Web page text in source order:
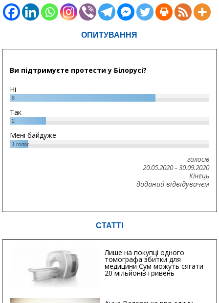
ОПИТУВАННЯ
Ви підтримуєте протести у Білорусі?
Ні
8
Так
2
Мені байдуже
1 голос
голосів
20.05.2020- 30.09.2020
Кінець
- доданий відвідувачем
СТАТТІ
Лише на покупці одного
томографа збитки для
медицини Сум можуть сягати
20 мільйонів гривень